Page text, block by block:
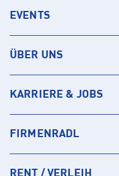
EVENTS
ÜBER UNS
KARRIERE & JOBS
FIRMENRADL
RENT / VERLEIH